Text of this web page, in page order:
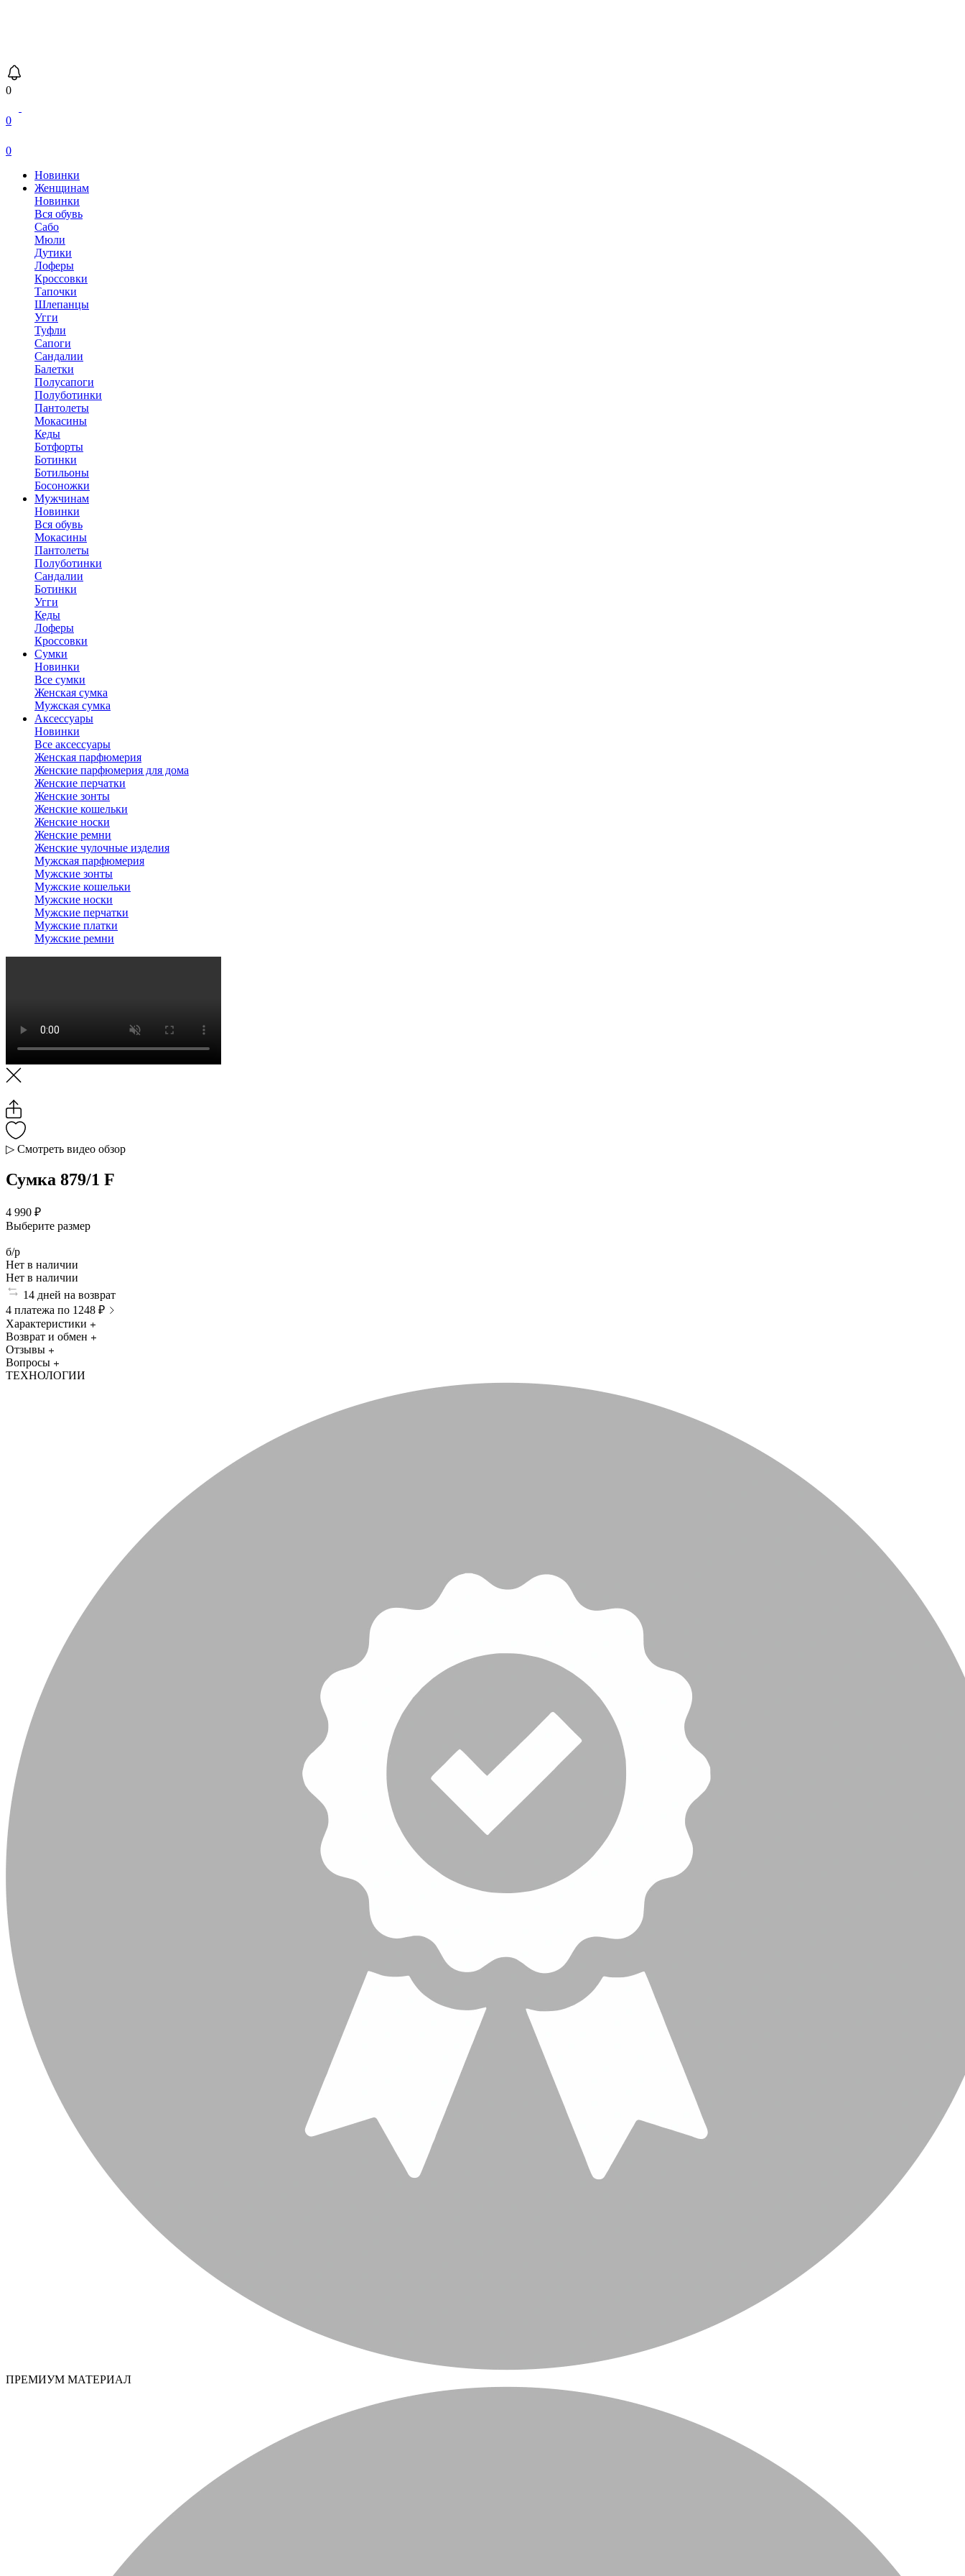
0
0
0
Новинки
Женщинам
Новинки
Вся обувь
Сабо
Мюли
Дутики
Лоферы
Кроссовки
Тапочки
Шлепанцы
Угги
Туфли
Сапоги
Сандалии
Балетки
Полусапоги
Полуботинки
Пантолеты
Мокасины
Кеды
Ботфорты
Ботинки
Ботильоны
Босоножки
Мужчинам
Новинки
Вся обувь
Мокасины
Пантолеты
Полуботинки
Сандалии
Ботинки
Угги
Кеды
Лоферы
Кроссовки
Сумки
Новинки
Все сумки
Женская сумка
Мужская сумка
Аксессуары
Новинки
Все аксессуары
Женская парфюмерия
Женские парфюмерия для дома
Женские перчатки
Женские зонты
Женские кошельки
Женские носки
Женские ремни
Женские чулочные изделия
Мужская парфюмерия
Мужские зонты
Мужские кошельки
Мужские носки
Мужские перчатки
Мужские платки
Мужские ремни
▷ Смотреть видео обзор
Сумка 879/1 F
4 990 ₽
Выберите размер
б/р
Нет в наличии
Нет в наличии
14 дней на возврат
4 платежа по 1248 ₽
Характеристики
Возврат и обмен
Отзывы
Вопросы
ТЕХНОЛОГИИ
ПРЕМИУМ МАТЕРИАЛ